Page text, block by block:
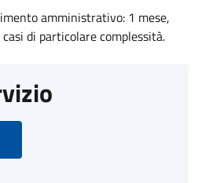
amministrativo: 1 mese,
di particolare complessità.